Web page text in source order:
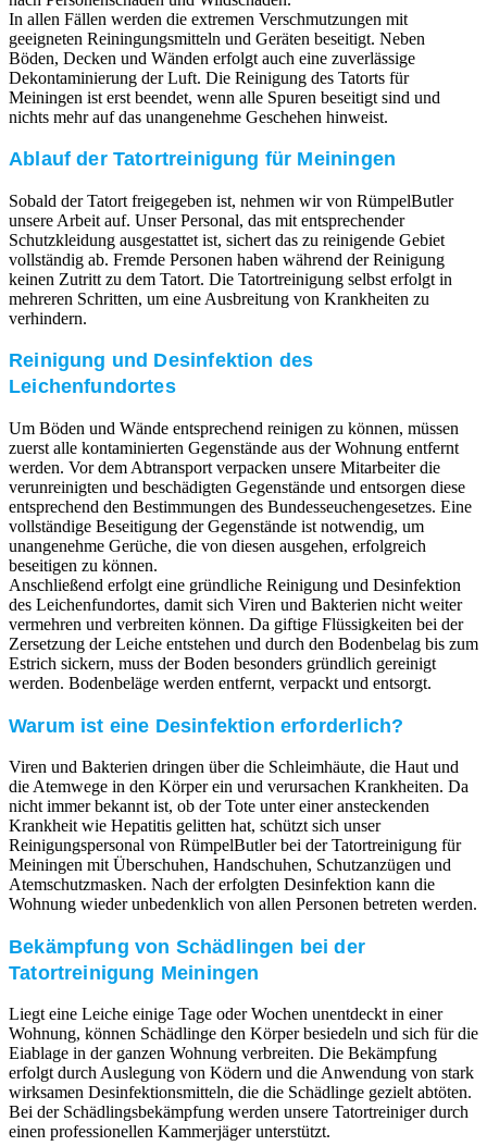
In allen Fällen werden die extremen Verschmutzungen mit
geeigneten Reiningungsmitteln und Geräten beseitigt. Neben
Böden, Decken und Wänden erfolgt auch eine zuverlässige
Dekontaminierung der Luft. Die Reinigung des Tatorts für
Meiningen ist erst beendet, wenn alle Spuren beseitigt sind und
nichts mehr auf das unangenehme Geschehen hinweist.
Ablauf der Tatortreinigung für Meiningen
Sobald der Tatort freigegeben ist, nehmen wir von RümpelButler
unsere Arbeit auf. Unser Personal, das mit entsprechender
Schutzkleidung ausgestattet ist, sichert das zu reinigende Gebiet
vollständig ab. Fremde Personen haben während der Reinigung
keinen Zutritt zu dem Tatort. Die Tatortreinigung selbst erfolgt in
mehreren Schritten, um eine Ausbreitung von Krankheiten zu
verhindern.
Reinigung und Desinfektion des
Leichenfundortes
Um Böden und Wände entsprechend reinigen zu können, müssen
zuerst alle kontaminierten Gegenstände aus der Wohnung entfernt
werden. Vor dem Abtransport verpacken unsere Mitarbeiter die
verunreinigten und beschädigten Gegenstände und entsorgen diese
entsprechend den Bestimmungen des Bundesseuchengesetzes. Eine
vollständige Beseitigung der Gegenstände ist notwendig, um
unangenehme Gerüche, die von diesen ausgehen, erfolgreich
beseitigen zu können.
Anschließend erfolgt eine gründliche Reinigung und Desinfektion
des Leichenfundortes, damit sich Viren und Bakterien nicht weiter
vermehren und verbreiten können. Da giftige Flüssigkeiten bei der
Zersetzung der Leiche entstehen und durch den Bodenbelag bis zum
Estrich sickern, muss der Boden besonders gründlich gereinigt
werden. Bodenbeläge werden entfernt, verpackt und entsorgt.
Warum ist eine Desinfektion erforderlich?
Viren und Bakterien dringen über die Schleimhäute, die Haut und
die Atemwege in den Körper ein und verursachen Krankheiten. Da
nicht immer bekannt ist, ob der Tote unter einer ansteckenden
Krankheit wie Hepatitis gelitten hat, schützt sich unser
Reinigungspersonal von RümpelButler bei der Tatortreinigung für
Meiningen mit Überschuhen, Handschuhen, Schutzanzügen und
Atemschutzmasken. Nach der erfolgten Desinfektion kann die
Wohnung wieder unbedenklich von allen Personen betreten werden.
Bekämpfung von Schädlingen bei der
Tatortreinigung Meiningen
Liegt eine Leiche einige Tage oder Wochen unentdeckt in einer
Wohnung, können Schädlinge den Körper besiedeln und sich für die
Eiablage in der ganzen Wohnung verbreiten. Die Bekämpfung
erfolgt durch Auslegung von Ködern und die Anwendung von stark
wirksamen Desinfektionsmitteln, die die Schädlinge gezielt abtöten.
Bei der Schädlingsbekämpfung werden unsere Tatortreiniger durch
einen professionellen Kammerjäger unterstützt.